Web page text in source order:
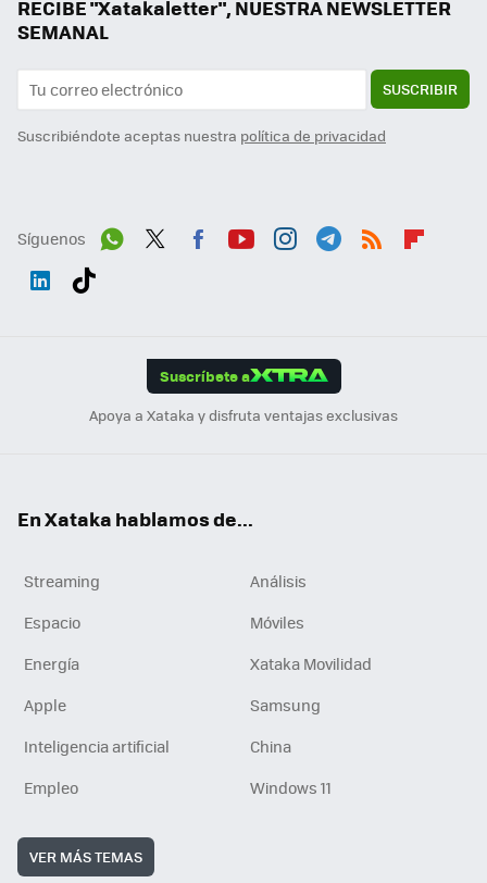
RECIBE "Xatakaletter", NUESTRA NEWSLETTER
SEMANAL
SUSCRIBIR
Suscribiéndote aceptas nuestra política de privacidad
Síguenos
Suscríbete a
Apoya a Xataka y disfruta ventajas exclusivas
En Xataka hablamos de...
Streaming
Análisis
Espacio
Móviles
Energía
Xataka Movilidad
Apple
Samsung
Inteligencia artificial
China
Empleo
Windows 11
VER MÁS TEMAS